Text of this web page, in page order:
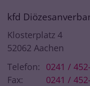
kfd
Klosterplatz 4
52062 Aachen
Telefon:
0241 /
Fax:
0241 /